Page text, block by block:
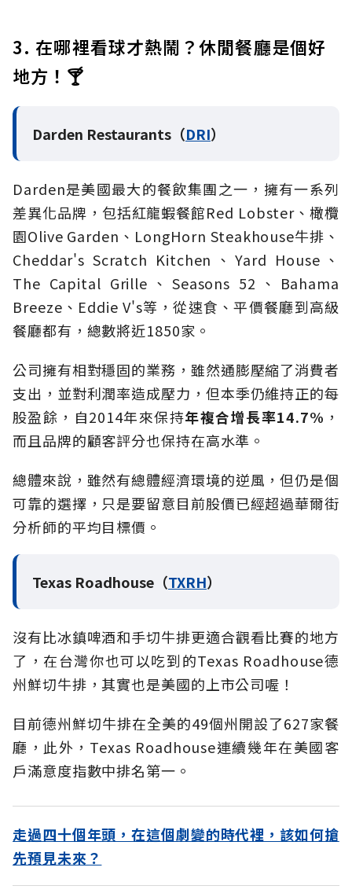
3. 在哪裡看球才熱鬧？休閒餐廳是個好
地方！🍸
Darden Restaurants（DRI）
Darden是美國最大的餐飲集團之一，擁有一系列
差異化品牌，包括紅龍蝦餐館Red Lobster、橄欖
園Olive Garden、LongHorn Steakhouse牛排、
Cheddar's Scratch Kitchen、Yard House、
The Capital Grille、Seasons 52、Bahama
Breeze、Eddie V's等，從速食、平價餐廳到高級
餐廳都有，總數將近1850家。
公司擁有相對穩固的業務，雖然通膨壓縮了消費者
支出，並對利潤率造成壓力，但本季仍維持正的每
股盈餘，自2014年來保持年複合增長率14.7% ，
而且品牌的顧客評分也保持在高水準。
總體來說，雖然有總體經濟環境的逆風，但仍是個
可靠的選擇，只是要留意目前股價已經超過華爾街
分析師的平均目標價。
Texas Roadhouse（TXRH）
沒有比冰鎮啤酒和手切牛排更適合觀看比賽的地方
了，在台灣你也可以吃到的Texas Roadhouse德
州鮮切牛排，其實也是美國的上市公司喔！
目前德州鮮切牛排在全美的49個州開設了627家餐
廳，此外，Texas Roadhouse連續幾年在美國客
戶滿意度指數中排名第一。
走過四十個年頭，在這個劇變的時代裡，該如何搶
先預見未來？